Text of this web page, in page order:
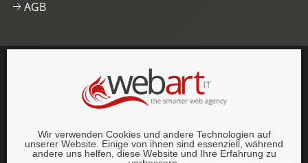
Wir verwenden Cookies und andere Technologien auf
unserer Website. Einige von ihnen sind essenziell, während
andere uns helfen, diese Website und Ihre Erfahrung zu
AGB
This website was proudly built with , lots of
CSS3.
Alle Rechte vorbehalten.